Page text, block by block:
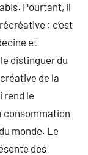
Pourtant, il
: c’est
et
distinguer du
de la
rend le
consommation
monde. Le
des